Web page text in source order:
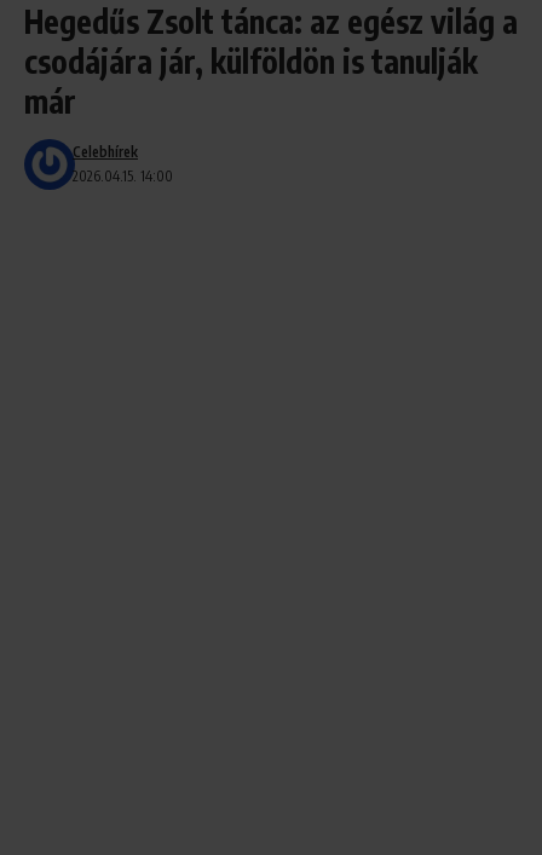
Hegedűs Zsolt tánca: az egész világ a
csodájára jár, külföldön is tanulják
már
2026.04.15. 14:00
Celebhírek